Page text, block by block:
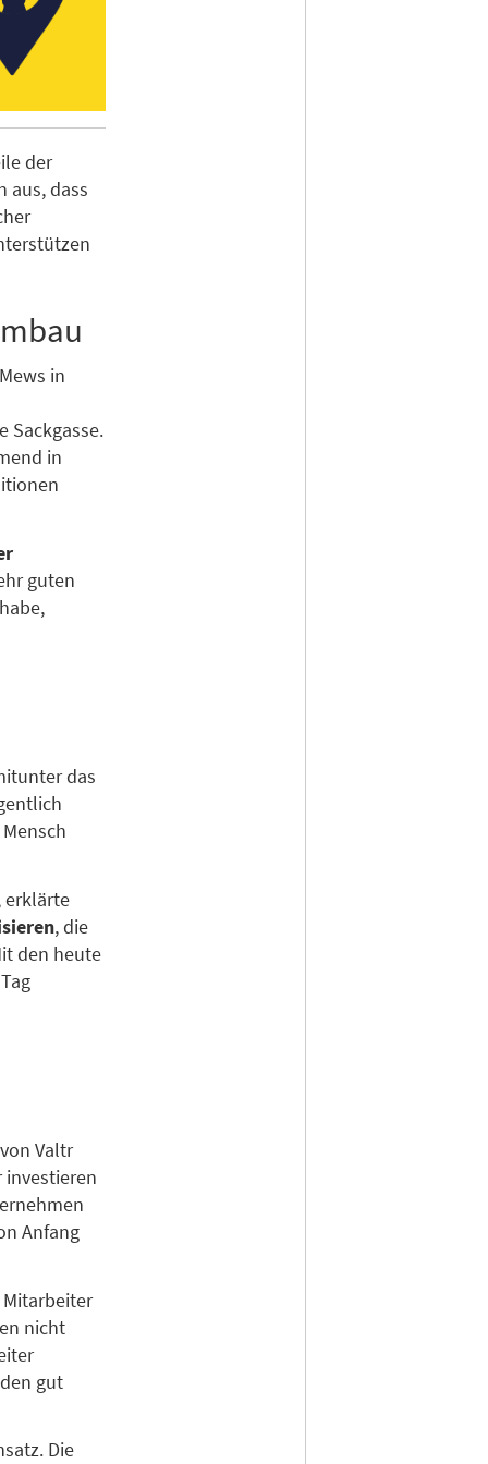
der
aus, dass
in
Sackgasse.
in
guten
das
erklärte
, die
den heute
Valtr
investieren
Anfang
nicht
gut
Die